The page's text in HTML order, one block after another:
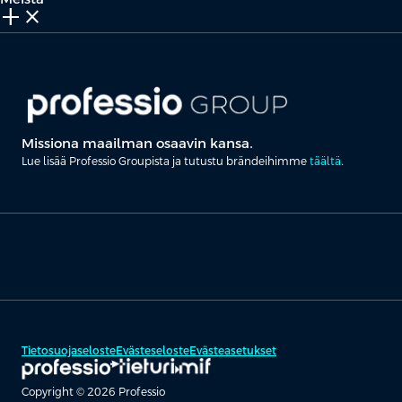
add_2 close
Missiona maailman osaavin kansa.
Lue lisää Professio Groupista ja tutustu brändeihimme täältä.
TietosuojaselosteEvästeselosteEvästeasetukset
Copyright © 2026 Professio